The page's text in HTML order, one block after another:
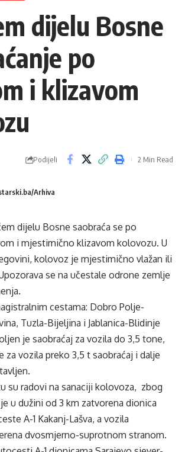
dijelu Bosne
po
i klizavom
Podijeli 2 Min Read
Arhiva
dijelu Bosne saobraća se po
i mjestimično klizavom kolovozu. U
kolovoz je mjestimično vlažan ili
se na učestale odrone zemlje
cestama: Dobro Polje-
Tuzla-Bijeljina i Jablanica-Blidinje
je saobraćaj za vozila do 3,5 tone,
za vozila preko 3,5 t saobraćaj i dalje
su radovi na sanaciji kolovoza, zbog
u dužini od 3 km zatvorena dionica
A-1 Kakanj-Lašva, a vozila
dvosmjerno-suprotnom stranom.